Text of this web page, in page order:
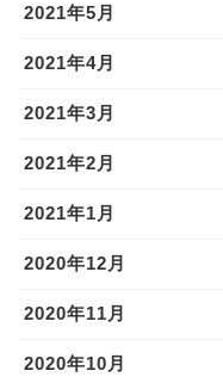
2021年5月
2021年4月
2021年3月
2021年2月
2021年1月
2020年12月
2020年11月
2020年10月